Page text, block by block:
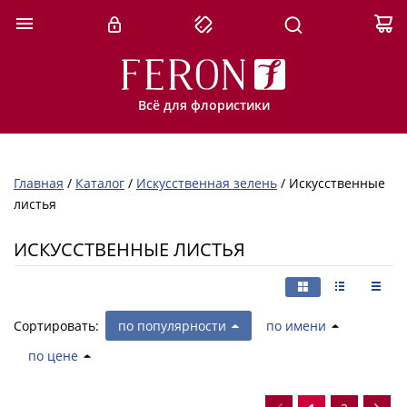
Всё для флористики
Главная / Каталог / Искусственная зелень / Искусственные
листья
ИСКУССТВЕННЫЕ ЛИСТЬЯ
Сортировать: по популярности
по имени
по цене